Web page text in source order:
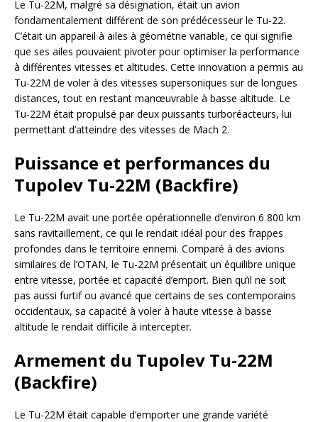
Le Tu-22M, malgré sa désignation, était un avion
fondamentalement différent de son prédécesseur le Tu-22.
C’était un appareil à ailes à géométrie variable, ce qui signifie
que ses ailes pouvaient pivoter pour optimiser la performance
à différentes vitesses et altitudes. Cette innovation a permis au
Tu-22M de voler à des vitesses supersoniques sur de longues
distances, tout en restant manœuvrable à basse altitude. Le
Tu-22M était propulsé par deux puissants turboréacteurs, lui
permettant d’atteindre des vitesses de Mach 2.
Puissance et performances du
Tupolev Tu-22M (Backfire)
Le Tu-22M avait une portée opérationnelle d’environ 6 800 km
sans ravitaillement, ce qui le rendait idéal pour des frappes
profondes dans le territoire ennemi. Comparé à des avions
similaires de l’OTAN, le Tu-22M présentait un équilibre unique
entre vitesse, portée et capacité d’emport. Bien qu’il ne soit
pas aussi furtif ou avancé que certains de ses contemporains
occidentaux, sa capacité à voler à haute vitesse à basse
altitude le rendait difficile à intercepter.
Armement du Tupolev Tu-22M
(Backfire)
Le Tu-22M était capable d’emporter une grande variété